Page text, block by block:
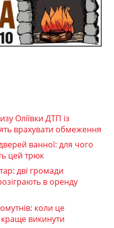
Оліївки ДТП із
врахувати обмеження
ванної: для чого
цей трюк
дві громади
в оренду
коли це
викинути